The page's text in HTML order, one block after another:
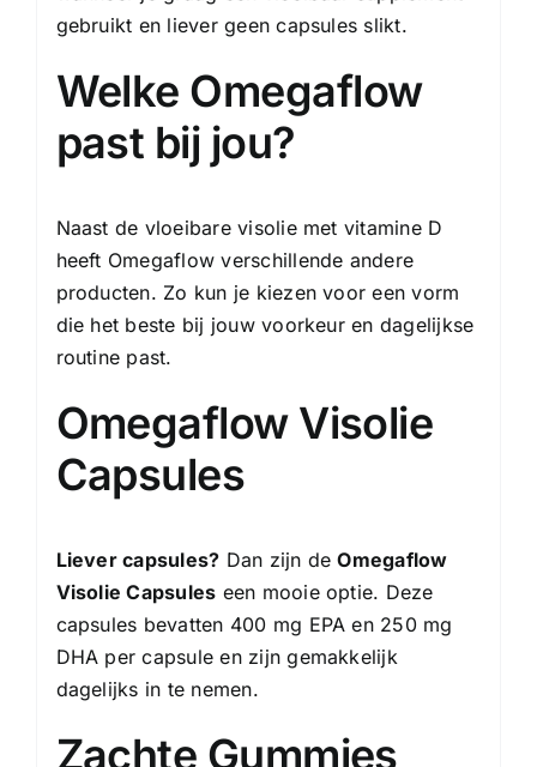
gebruikt en liever geen capsules slikt.
Welke Omegaflow
past bij jou?
Naast de vloeibare visolie met vitamine D
heeft Omegaflow verschillende andere
producten. Zo kun je kiezen voor een vorm
die het beste bij jouw voorkeur en dagelijkse
routine past.
Omegaflow Visolie
Capsules
Liever capsules? Dan zijn deOmegaflow
Visolie Capsules een mooie optie. Deze
capsules bevatten 400 mg EPA en 250 mg
DHA per capsule en zijn gemakkelijk
dagelijks in te nemen.
Zachte Gummies